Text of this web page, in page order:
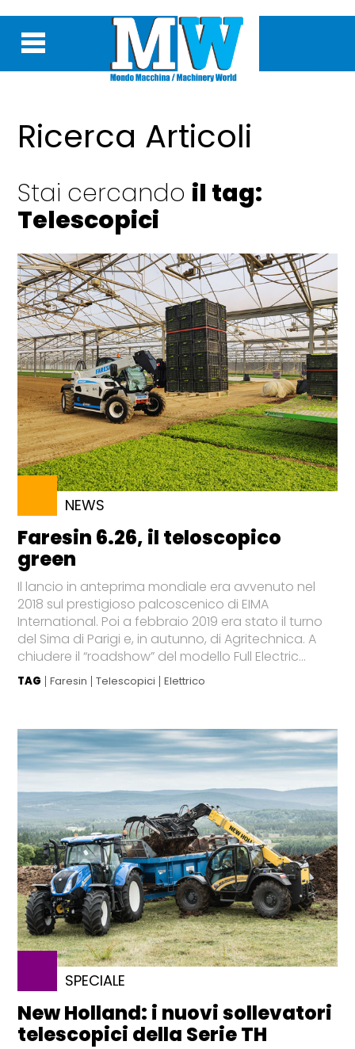
Ricerca Articoli
Stai cercando il tag:
Telescopici
NEWS
Faresin 6.26, il teloscopico
green
Il lancio in anteprima mondiale era avvenuto nel
2018 sul prestigioso palcoscenico di EIMA
International. Poi a febbraio 2019 era stato il turno
del Sima di Parigi e, in autunno, di Agritechnica. A
chiudere il “roadshow” del modello Full Electric...
TAG Faresin Telescopici Elettrico
SPECIALE
New Holland: i nuovi sollevatori
telescopici della Serie TH